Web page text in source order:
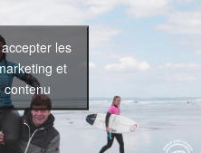
les
et
contenu